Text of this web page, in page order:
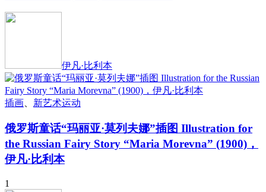
伊凡·比利本
插画 新艺术运动
俄罗斯童话“玛丽亚·莫列夫娜”插图 Illustration for
the Russian Fairy Story “Maria Morevna” (1900)，
伊凡·比利本
1